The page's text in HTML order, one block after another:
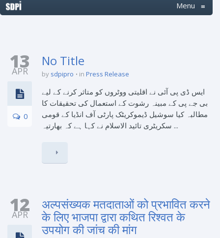
Menu ≡
13
APR
0
No Title
by sdpipro in Press Release
ایس ڈی پی آئی نے اقلیتی ووٹروں کو متاثر کرنے کے لیے
بی جے پی کے مبینہ رشوت کے استعمال کی تحقیقات کا
مطالبہ کیا سوشیل ڈیموکریٹک پارٹی آف انڈیا کے قومی
سکریٹری تائید الاسلام نے کہا ہے کہ بھارتیہ ...
12
APR
अल्पसंख्यक मतदाताओं को प्रभावित करने
के लिए भाजपा द्वारा कथित रिश्वत के
उपयोग की जांच की मांग